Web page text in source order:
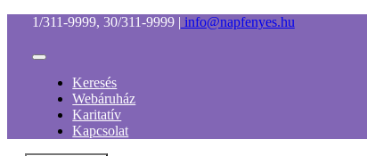
Kihagyás
1/311-9999, 30/311-9999 | info@napfenyes.hu
Toggle
NavigationKeresés
Webáruház
Karitatív
Kapcsolat